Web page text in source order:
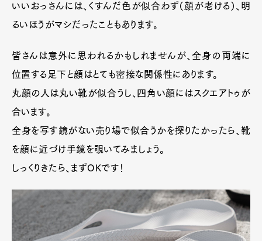
いいおっさんには、くすんだ色が似合わず（顔が老ける）、明
るいほうがマシだったこともあります。
皆さんは意外に思われるかもしれませんが、全身の両端に
位置する足下と顔はとても密接な関係性にあります。
丸顔の人は丸い靴が似合うし、四角い顔にはスクエアトゥが
合います。
全身を写す鏡がない売り場で似合うかを探りたかったら、靴
を顔に近づけ手鏡を覗いてみましょう。
しっくりきたら、まずOKです！